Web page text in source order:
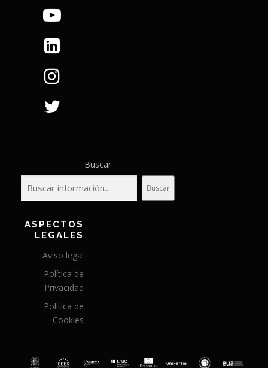
Buscar
Buscar
ASPECTOS
LEGALES
Aviso legal
Política de
Privacidad
Política de
Cookies